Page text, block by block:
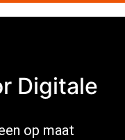
Digitale
op maat